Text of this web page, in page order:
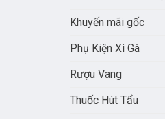
Khuyến mãi gốc
Phụ Kiện Xì Gà
Rượu Vang
Thuốc Hút Tẩu